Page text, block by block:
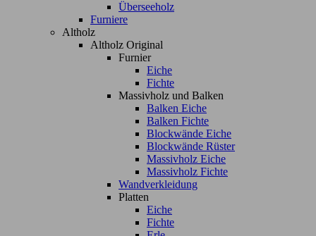
Überseeholz
Furniere
Altholz
Altholz Original
Furnier
Eiche
Fichte
Massivholz und Balken
Balken Eiche
Balken Fichte
Blockwände Eiche
Blockwände Rüster
Massivholz Eiche
Massivholz Fichte
Wandverkleidung
Platten
Eiche
Fichte